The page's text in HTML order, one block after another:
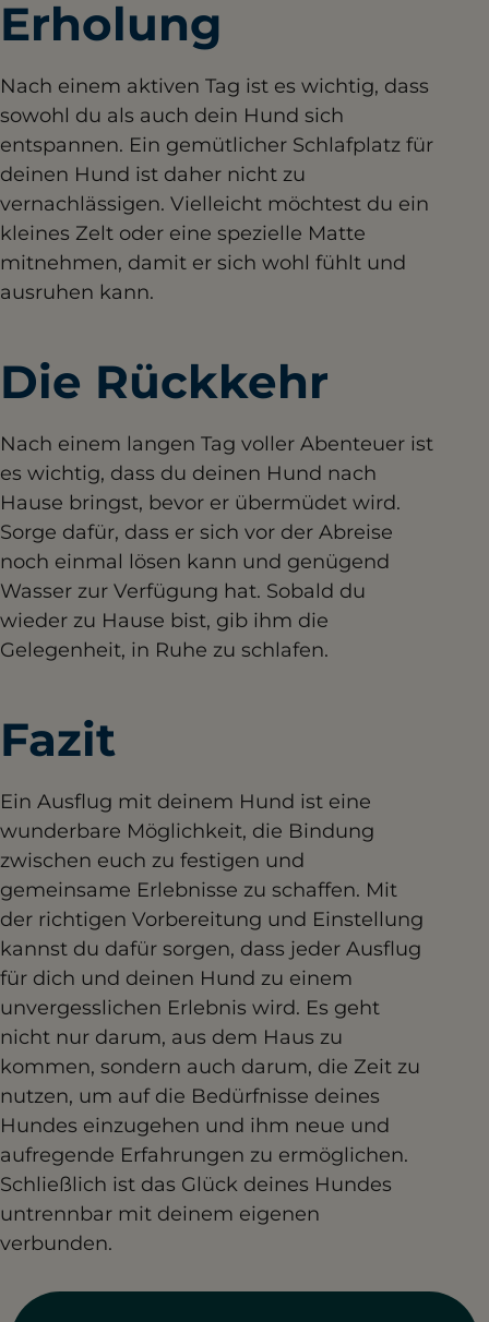
Erholung
Nach einem aktiven Tag ist es wichtig, dass
sowohl du als auch dein Hund sich
entspannen. Ein gemütlicher Schlafplatz für
deinen Hund ist daher nicht zu
vernachlässigen. Vielleicht möchtest du ein
kleines Zelt oder eine spezielle Matte
mitnehmen, damit er sich wohl fühlt und
ausruhen kann.
Die Rückkehr
Nach einem langen Tag voller Abenteuer ist
es wichtig, dass du deinen Hund nach
Hause bringst, bevor er übermüdet wird.
Sorge dafür, dass er sich vor der Abreise
noch einmal lösen kann und genügend
Wasser zur Verfügung hat. Sobald du
wieder zu Hause bist, gib ihm die
Gelegenheit, in Ruhe zu schlafen.
Fazit
Ein Ausflug mit deinem Hund ist eine
wunderbare Möglichkeit, die Bindung
zwischen euch zu festigen und
gemeinsame Erlebnisse zu schaffen. Mit
der richtigen Vorbereitung und Einstellung
kannst du dafür sorgen, dass jeder Ausflug
für dich und deinen Hund zu einem
unvergesslichen Erlebnis wird. Es geht
nicht nur darum, aus dem Haus zu
kommen, sondern auch darum, die Zeit zu
nutzen, um auf die Bedürfnisse deines
Hundes einzugehen und ihm neue und
aufregende Erfahrungen zu ermöglichen.
Schließlich ist das Glück deines Hundes
untrennbar mit deinem eigenen
verbunden.